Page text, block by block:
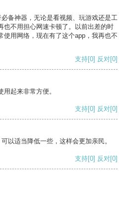
备神器，无论是看视频、玩游戏还是工
也不用担心网速卡顿了。以前出差的时
使用网络，现在有了这个app，我再也不
支持[0] 反对[0]
起来非常方便。
支持[0] 反对[0]
以适当降低一些，这样会更加亲民。
支持[0] 反对[0]